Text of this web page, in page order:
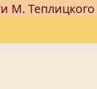
М. Теплицкого